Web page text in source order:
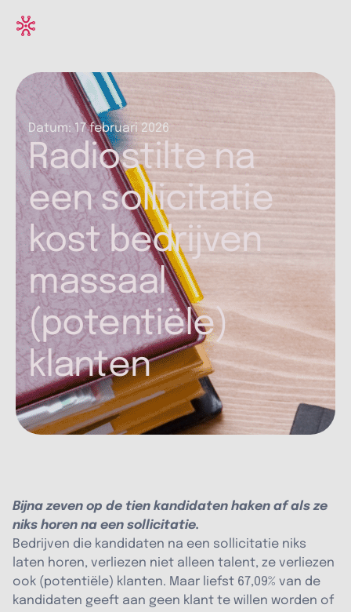
Datum:17 februari 2026
Radiostilte na
een sollicitatie
kost bedrijven
massaal
(potentiële)
klanten
Bijna zeven op de tien kandidaten haken af als ze
niks horen na een sollicitatie.
Bedrijven die kandidaten na een sollicitatie niks
laten horen, verliezen niet alleen talent, ze verliezen
ook (potentiële) klanten. Maar liefst 67,09% van de
kandidaten geeft aan geen klant te willen worden of